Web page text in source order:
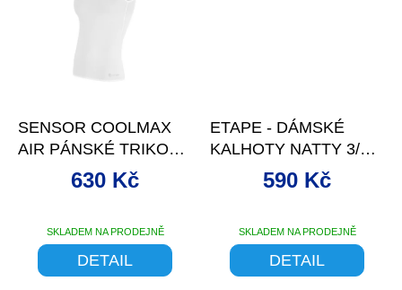
SENSOR COOLMAX
AIR PÁNSKÉ TRIKO
BEZ RUKÁVŮ BÍLÁ
SKLADEM NA PRODEJNĚ
630 Kč
DETAIL
ETAPE - DÁMSKÉ
KALHOTY NATTY 3/4 S
SKLADEM NA PRODEJNĚ
590 Kč
DETAIL